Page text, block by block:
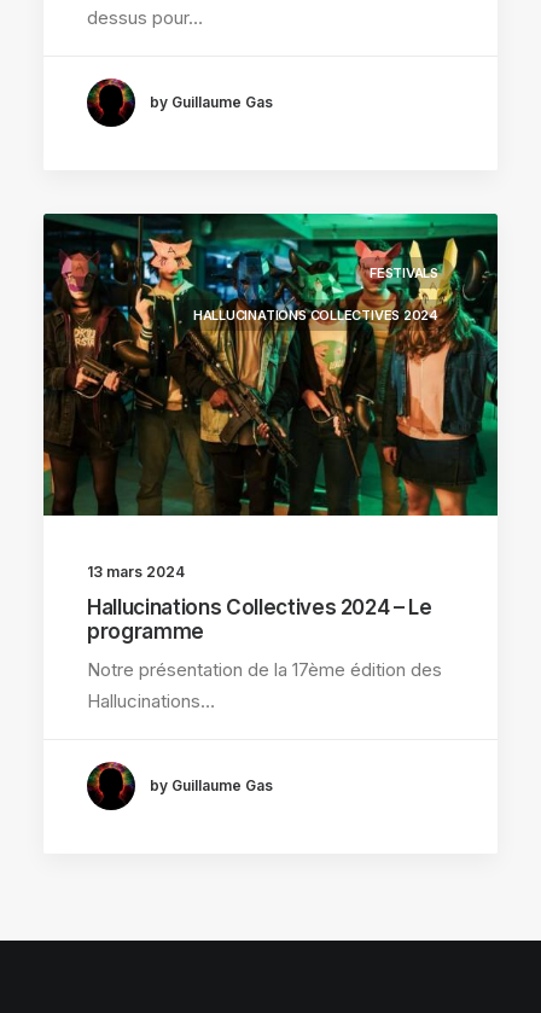
dessus pour…
by Guillaume Gas
FESTIVALS
HALLUCINATIONS COLLECTIVES 2024
13 mars 2024
Hallucinations Collectives 2024 – Le
programme
Notre présentation de la 17ème édition des
Hallucinations…
by Guillaume Gas